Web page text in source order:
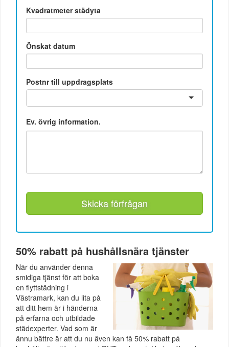
Kvadratmeter städyta
Önskat datum
Postnr till uppdragsplats
Ev. övrig information.
Skicka förfrågan
50% rabatt på hushållsnära tjänster
När du använder denna
smidiga tjänst för att boka
en flyttstädning i
Västramark, kan du lita på
att ditt hem är i händerna
på erfarna och utbildade
städexperter. Vad som är
ännu bättre är att du nu även kan få 50% rabatt på